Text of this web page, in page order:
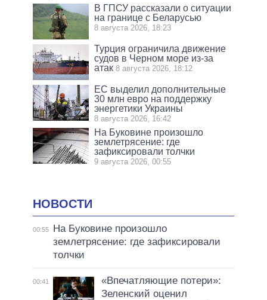
В ГПСУ рассказали о ситуации
на границе с Беларусью
8 августа 2026, 18:23
Турция ограничила движение
судов в Черном море из-за
атак 8 августа 2026, 18:12
ЕС выделил дополнительные
30 млн евро на поддержку
энергетики Украины
8 августа 2026, 16:42
На Буковине произошло
землетрясение: где
зафиксировали толчки
9 августа 2026, 00:55
НОВОСТИ
00:55
На Буковине произошло
землетрясение: где зафиксировали
толчки
00:41
«Впечатляющие потери»:
Зеленский оценил